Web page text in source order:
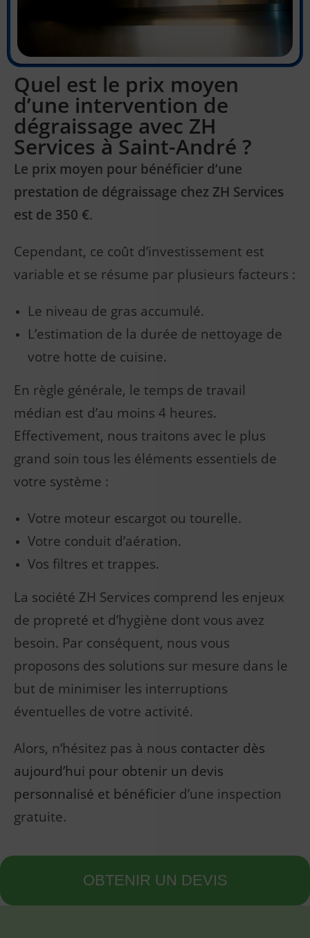
Quel est le prix moyen
d’une intervention de
dégraissage avec ZH
Services à Saint-André ?
Le prix moyen pour bénéficier d’une
prestation de dégraissage chez ZH Services
est de 350 €.
Cependant, ce coût d’investissement est
variable et se résume par plusieurs facteurs :
Le niveau de gras accumulé.
L’estimation de la durée de nettoyage de
votre hotte de cuisine.
En règle générale, le temps de travail
médian est d’au moins 4 heures.
Effectivement, nous traitons avec le plus
grand soin tous les éléments essentiels de
votre système :
Votre moteur escargot ou tourelle.
Votre conduit d’aération.
Vos filtres et trappes.
La société ZH Services comprend les enjeux
de propreté et d’hygiène dont vous avez
besoin. Par conséquent, nous vous
proposons des solutions sur mesure dans le
but de minimiser les interruptions
éventuelles de votre activité.
Alors, n’hésitez pas à nous contacter dès
aujourd’hui pour obtenir un devis
personnalisé et bénéficier d’une inspection
gratuite.
OBTENIR UN DEVIS